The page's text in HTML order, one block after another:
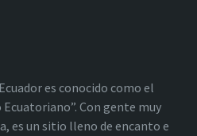
es conocido como el
Con gente muy
es un sitio lleno de encanto e